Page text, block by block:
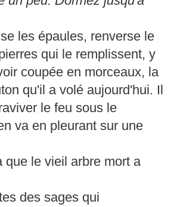
les épaules, renverse le
qui le remplissent, y
coupée en morceaux, la
qu'il a volé aujourd'hui. Il
le feu sous le
va en pleurant sur une
que le vieil arbre mort a
des sages qui